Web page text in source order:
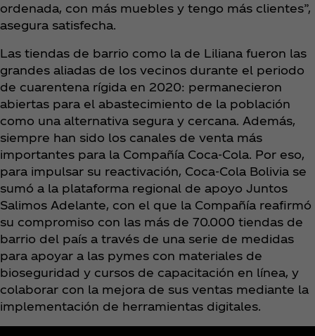
ordenada, con más muebles y tengo más clientes”,
asegura satisfecha.
Las tiendas de barrio como la de Liliana fueron las
grandes aliadas de los vecinos durante el periodo
de cuarentena rígida en 2020: permanecieron
abiertas para el abastecimiento de la población
como una alternativa segura y cercana. Además,
siempre han sido los canales de venta más
importantes para la Compañía Coca‑Cola. Por eso,
para impulsar su reactivación, Coca‑Cola Bolivia se
sumó a la plataforma regional de apoyo Juntos
Salimos Adelante, con el que la Compañía reafirmó
su compromiso con las más de 70.000 tiendas de
barrio del país a través de una serie de medidas
para apoyar a las pymes con materiales de
bioseguridad y cursos de capacitación en línea, y
colaborar con la mejora de sus ventas mediante la
implementación de herramientas digitales.